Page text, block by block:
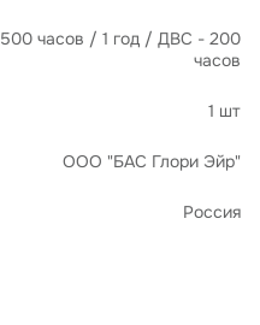
500 часов / 1 год / ДВС - 200
часов
1 шт
ООО "БАС Глори Эйр"
Россия